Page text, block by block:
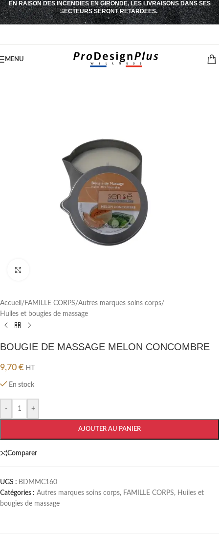
Passer à la navigation
Passer au contenu principal
EN RAISON DES INCENDIES EN GIRONDE, LES LIVRAISONS DANS SES
SECTEURS SERONT RETARDEES.
MENU
Accueil / FAMILLE CORPS/Autres marques soins corps/
Huiles et bougies de massage
BOUGIE DE MASSAGE MELON CONCOMBRE
9,70 € HT
En stock
- +
AJOUTER AU PANIER
Comparer
UGS : BDMMC160
Catégories : Autres marques soins corps, FAMILLE CORPS, Huiles et
bougies de massage